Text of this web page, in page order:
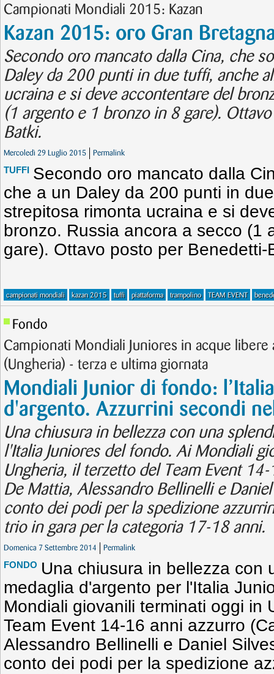
Campionati Mondiali 2015: Kazan
Kazan 2015: oro Gran
Secondo oro mancato dalla Cina, che
Daley da 200 punti in due tuffi, anche
ucraina e si deve accontentare del
(1 argento e 1 bronzo in 8 gare).
Batki.
Mercoledì 29 Luglio 2015 Permalink
TUFFI Secondo oro mancato dalla
che a un Daley da 200 punti in
strepitosa rimonta ucraina e si
bronzo. Russia ancora a secco (1
gare). Ottavo posto per Benedetti-
campionati mondiali kazan 2015 tuffi piattaforma trampolino TEAM EVENT
Fondo
Campionati Mondiali Juniores in acque libere
(Ungheria) - terza e ultima giornata
Mondiali Junior di fondo:
d'argento. Azzurrini secondi
Una chiusura in bellezza con una
l'Italia Juniores del fondo. Ai Mondiali
Ungheria, il terzetto del Team Event
De Mattia, Alessandro Bellinelli e
conto dei podi per la spedizione
trio in gara per la categoria 17-18 anni.
Domenica 7 Settembre 2014 Permalink
FONDO Una chiusura in bellezza con
medaglia d'argento per l'Italia
Mondiali giovanili terminati oggi in
Team Event 14-16 anni azzurro
Alessandro Bellinelli e Daniel
conto dei podi per la spedizione